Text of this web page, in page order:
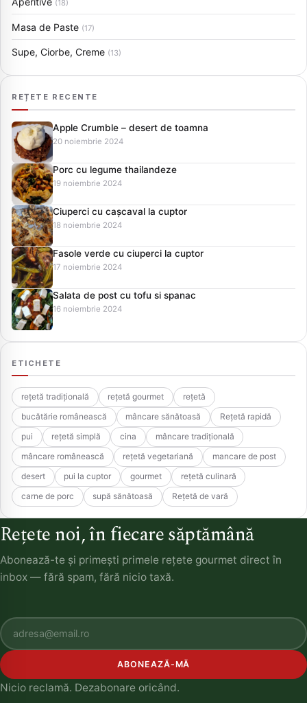
(18)
Masa de Paste (17)
Supe, Ciorbe, Creme (13)
REȚETE RECENTE
Apple Crumble – desert de toamna
20 noiembrie 2024
Porc cu legume thailandeze
19 noiembrie 2024
Ciuperci cu cașcaval la cuptor
18 noiembrie 2024
Fasole verde cu ciuperci la cuptor
17 noiembrie 2024
Salata de post cu tofu si spanac
16 noiembrie 2024
ETICHETE
rețetă tradițională rețetă gourmet
rețetă
bucătărie românească
mâncare sănătoasă
Rețetă rapidă
pui
rețetă simplă cina
mâncare tradițională
mâncare românească
rețetă vegetariană
mancare de post
desert
pui la cuptor gourmet
rețetă culinară
carne de porc
supă sănătoasă Rețetă de vară
Rețete noi, în fiecare săptămână
Abonează-te și primești primele rețete gourmet direct în
inbox — fără spam, fără nicio taxă.
ABONEAZĂ-MĂ
Nicio reclamă. Dezabonare oricând.